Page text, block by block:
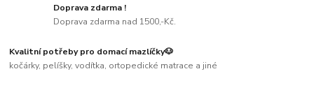
Doprava zdarma !
Doprava zdarma nad 1500,-Kč.
Kvalitní potřeby pro domací mazlíčky🐶
kočárky, pelíšky, vodítka, ortopedické matrace a jiné